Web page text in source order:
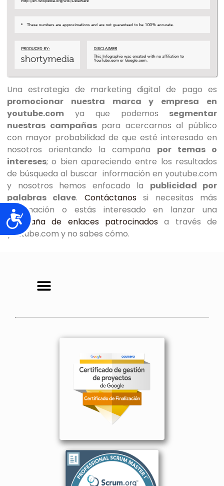
Accesibilidad
Una estrategia de marketing digital de pago es
promocionar nuestra marca y empresa en
youtube.com ya que podemos segmentar
nuestras campañaspara acercarnos al público
con mayor probabilidad de que esté interesado en
nosotros orientando la campaña por temas o
intereses; o bien apareciendo entre los resultados
de búsqueda al buscar información en youtube.com
y nosotros hemos enfocado la publicidad por
palabras clave. Contáctanossi necesitas más
información o estás interesado en lanzar una
campaña de enlaces patrocinados a través de
youtube.com y no sabes cómo.